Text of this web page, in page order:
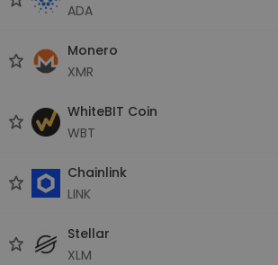
ADA
Monero
XMR
WhiteBIT Coin
WBT
Chainlink
LINK
Stellar
XLM